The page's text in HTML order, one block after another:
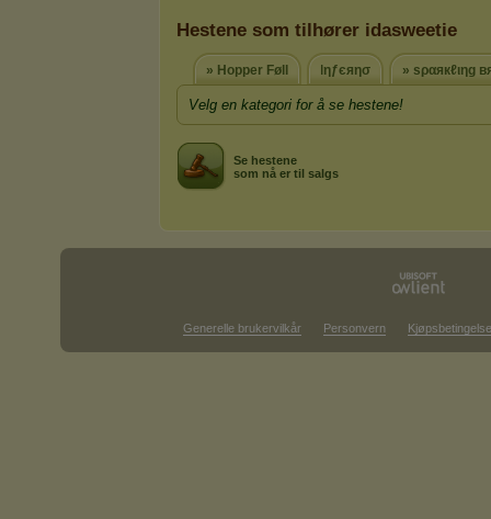
Hestene som tilhører idasweetie
» Hopper Føll ǀηƒєяησ » ѕραякℓιηg
Velg en kategori for å se hestene!
Se hestene
som nå er til salgs
Generelle brukervilkår Personvern